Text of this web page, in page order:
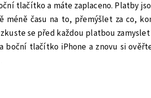
tlačítko a máte zaplaceno. Platby
méně času na to, přemýšlet za co,
se před každou platbou
boční tlačítko iPhone a znovu si